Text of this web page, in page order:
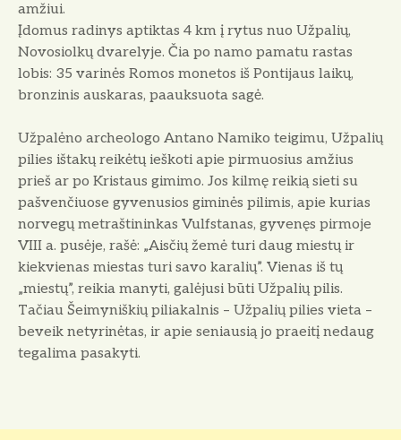
amžiui.
Įdomus radinys aptiktas 4 km į rytus nuo Užpalių,
Novosiolkų dvarelyje. Čia po namo pamatu rastas
lobis: 35 varinės Romos monetos iš Pontijaus laikų,
bronzinis auskaras, paauksuota sagė.
Užpalėno archeologo Antano Namiko teigimu, Užpalių
pilies ištakų reikėtų ieškoti apie pirmuosius amžius
prieš ar po Kristaus gimimo. Jos kilmę reikią sieti su
pašvenčiuose gyvenusios giminės pilimis, apie kurias
norvegų metraštininkas Vulfstanas, gyvenęs pirmoje
VIII a. pusėje, rašė: „Aisčių žemė turi daug miestų ir
kiekvienas miestas turi savo karalių”. Vienas iš tų
„miestų”, reikia manyti, galėjusi būti Užpalių pilis.
Tačiau Šeimyniškių piliakalnis – Užpalių pilies vieta –
beveik netyrinėtas, ir apie seniausią jo praeitį nedaug
tegalima pasakyti.